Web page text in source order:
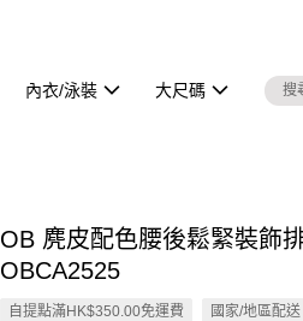
內衣/泳裝 大尺碼
OB 麂皮配色腰後鬆緊裝飾
OBCA2525
自提點滿HK$350.00免運費 國家/地區配送